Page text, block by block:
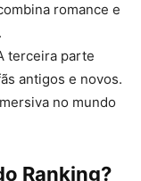
romance e
terceira parte
antigos e novos.
no mundo
Ranking?